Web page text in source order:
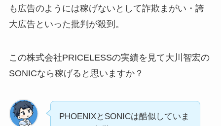
も広告のようには稼げないとして詐欺まがい・誇
大広告といった批判が殺到。
この株式会社PRICELESSの実績を見て大川智宏の
SONICなら稼げると思いますか？
PHOENIXとSONICは酷似していま